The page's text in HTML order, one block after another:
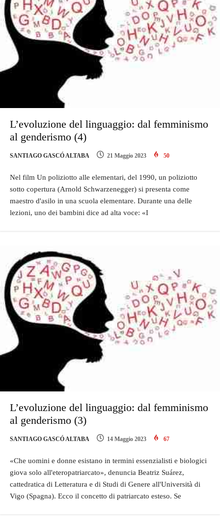
L’evoluzione del linguaggio: dal femminismo
al genderismo (4)
SANTIAGO GASCÓ ALTABA 21 Maggio 2023 50
Nel film Un poliziotto alle elementari, del 1990, un poliziotto
sotto copertura (Arnold Schwarzenegger) si presenta come
maestro d'asilo in una scuola elementare. Durante una delle
lezioni, uno dei bambini dice ad alta voce: «I
L’evoluzione del linguaggio: dal femminismo
al genderismo (3)
SANTIAGO GASCÓ ALTABA 14 Maggio 2023 67
«Che uomini e donne esistano in termini essenzialisti e biologici
giova solo all'eteropatriarcato», denuncia Beatriz Suárez,
cattedratica di Letteratura e di Studi di Genere all'Università di
Vigo (Spagna). Ecco il concetto di patriarcato esteso. Se